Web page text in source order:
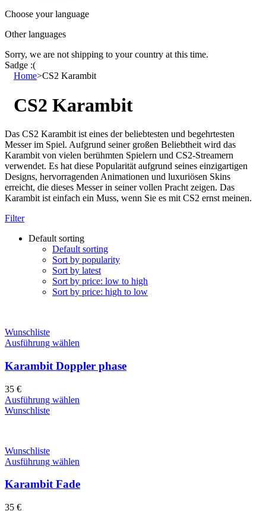
Choose your language
Other languages
Sorry, we are not shipping to your country at this time.
Sadge :(
Home>CS2 Karambit
CS2 Karambit
Das CS2 Karambit ist eines der beliebtesten und begehrtesten
Messer im Spiel. Aufgrund seiner großen Beliebtheit wird das
Karambit von vielen berühmten Spielern und CS2-Streamern
verwendet. Es hat diese Popularität aufgrund seines einzigartigen
Designs, hervorragenden Animationen und luxuriösen Skins
erreicht, die dieses Messer in seiner vollen Pracht zeigen. Das
Karambit ist einfach ein Muss, wenn Sie es mit CS2 ernst meinen.
Filter
Default sorting
Default sorting
Sort by popularity
Sort by latest
Sort by price: low to high
Sort by price: high to low
Wunschliste
Ausführung wählen
Karambit Doppler phase
35 €
Ausführung wählen
Wunschliste
Wunschliste
Ausführung wählen
Karambit Fade
35 €